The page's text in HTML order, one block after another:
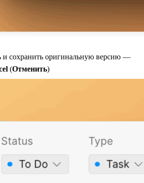
и сохранить оригинальную версию —
(Отменить)